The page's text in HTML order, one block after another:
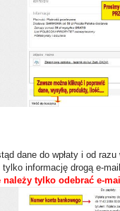
dane do wpłaty i od razu
informację drogą e-
tylko odebrać e-